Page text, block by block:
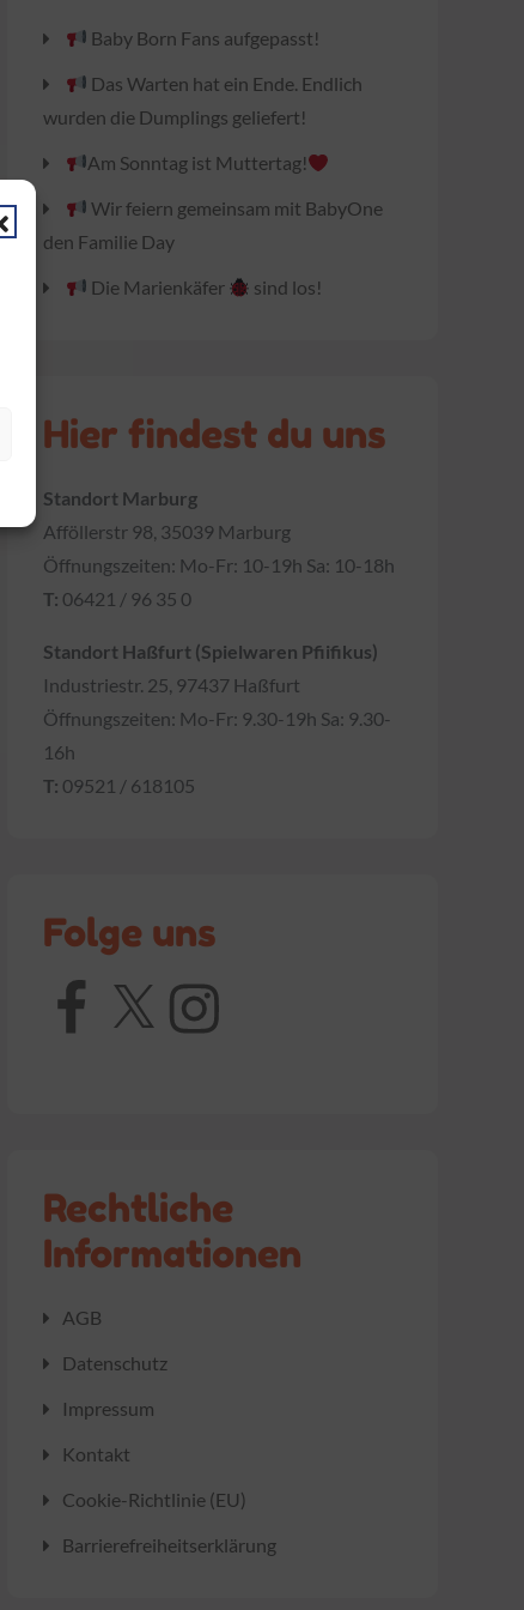
Baby Born Fans aufgepasst!
Das Warten hat ein Ende. Endlich
wurden die Dumplings geliefert!
Am Sonntag ist Muttertag!
Wir feiern gemeinsam mit BabyOne
den Familie Day
Die Marienkäfer
sind los!
Hier findest du uns
Standort Marburg
Afföllerstr 98, 35039 Marburg
Öffnungszeiten: Mo-Fr: 10-19h Sa: 10-18h
T: 06421 / 96 35 0
Standort Haßfurt (Spielwaren Pfiifikus)
Industriestr. 25, 97437 Haßfurt
Öffnungszeiten: Mo-Fr: 9.30-19h Sa: 9.30-
16h
T: 09521 / 618105
Folge uns
Facebook
X Instagram
Rechtliche
Informationen
AGB
Datenschutz
Impressum
Kontakt
Cookie-Richtlinie (EU)
Barrierefreiheitserklärung